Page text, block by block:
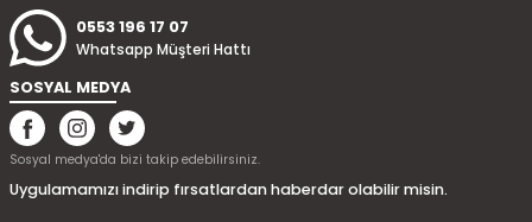
0553 196 17 07
Whatsapp Müşteri Hattı
SOSYAL MEDYA
Sosyal medya'da bizi takip edebilirsiniz.
Uygulamamızı indirip fırsatlardan haberdar olabilir misin.